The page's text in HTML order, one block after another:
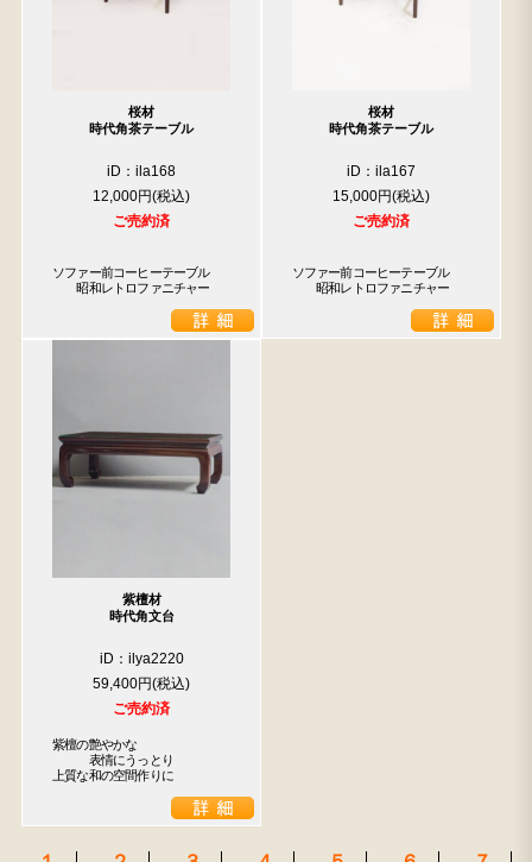
桜材
時代角茶テーブル
iD：ila168
12,000円
ご売約済
ソファー前コーヒーテーブル
昭和レトロファニチャー
桜材
時代角茶テーブル
iD：ila167
15,000円
ご売約済
ソファー前コーヒーテーブル
昭和レトロファニチャー
紫檀材
時代角文台
iD：ilya2220
59,400円
ご売約済
紫檀の艶やかな
表情にうっとり
上質な和の空間作りに